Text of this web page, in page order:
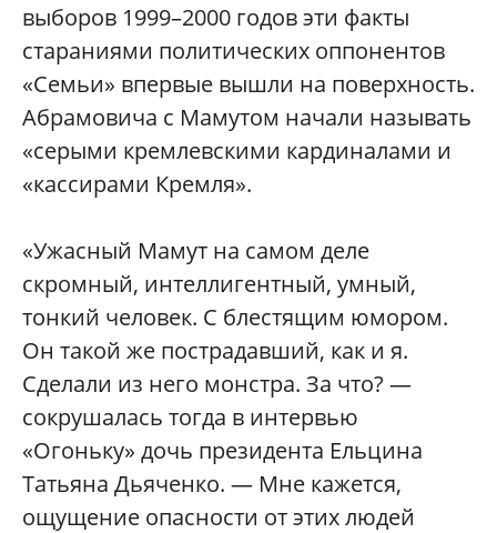
выборов 1999–2000 годов эти факты
стараниями политических оппонентов
«Семьи» впервые вышли на поверхность.
Абрамовича с Мамутом начали называть
«серыми кремлевскими кардиналами и
«кассирами Кремля».
«Ужасный Мамут на самом деле
скромный, интеллигентный, умный,
тонкий человек. С блестящим юмором.
Он такой же пострадавший, как и я.
Сделали из него монстра. За что? —
сокрушалась тогда в интервью
«Огоньку» дочь президента Ельцина
Татьяна Дьяченко. — Мне кажется,
ощущение опасности от этих людей